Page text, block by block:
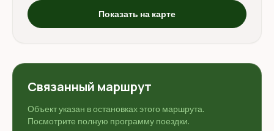
Показать на карте
Связанный маршрут
Объект указан в остановках этого маршрута.
Посмотрите полную программу поездки.